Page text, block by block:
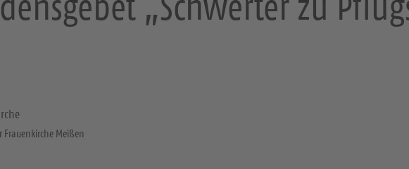
Frauenkirche Meißen